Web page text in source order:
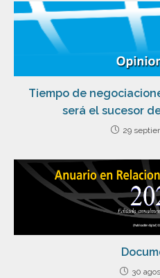
Tiempo de
será el sucesor
29
30